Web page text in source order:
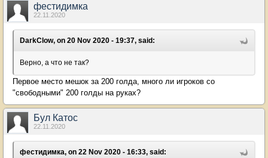
фестидимка
22.11.2020
DarkClow, on 20 Nov 2020 - 19:37, said:
Верно, а что не так?
Первое место мешок за 200 голда, много ли игроков со
"свободными" 200 голды на руках?
Бул Катос
22.11.2020
фестидимка, on 22 Nov 2020 - 16:33, said: